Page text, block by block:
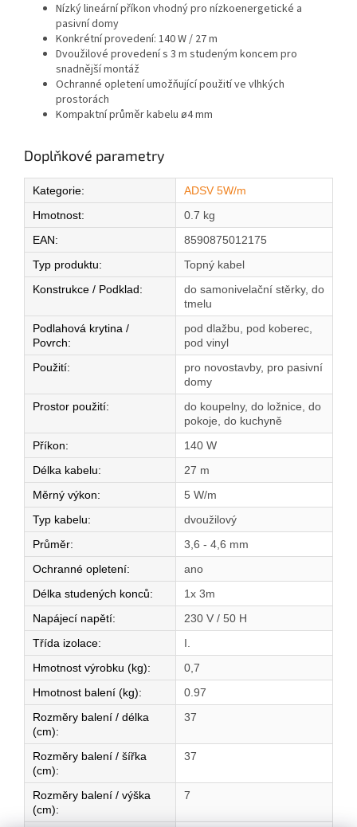
Nízký lineární příkon vhodný pro nízkoenergetické a
pasivní domy
Konkrétní provedení: 140 W / 27 m
Dvoužilové provedení s 3 m studeným koncem pro
snadnější montáž
Ochranné opletení umožňující použití ve vlhkých
prostorách
Kompaktní průměr kabelu ø4 mm
Doplňkové parametry
Kategorie:
ADSV 5W/m
Hmotnost:
0.7 kg
EAN:
8590875012175
Typ produktu:
Topný kabel
Konstrukce / Podklad:
do samonivelační stěrky, do
tmelu
Podlahová krytina /
Povrch:
pod dlažbu, pod koberec,
pod vinyl
Použití:
pro novostavby, pro pasivní
domy
Prostor použití:
do koupelny, do ložnice, do
pokoje, do kuchyně
Příkon:
140 W
Délka kabelu:
27 m
Měrný výkon:
5 W/m
Typ kabelu:
dvoužilový
Průměr:
3,6 - 4,6 mm
Ochranné opletení:
ano
Délka studených konců:
1x 3m
Napájecí napětí:
230 V / 50 H
Třída izolace:
I.
Hmotnost výrobku (kg):
0,7
Hmotnost balení (kg):
0.97
Rozměry balení / délka
(cm):
37
Rozměry balení / šířka
(cm):
37
Rozměry balení / výška
(cm):
7